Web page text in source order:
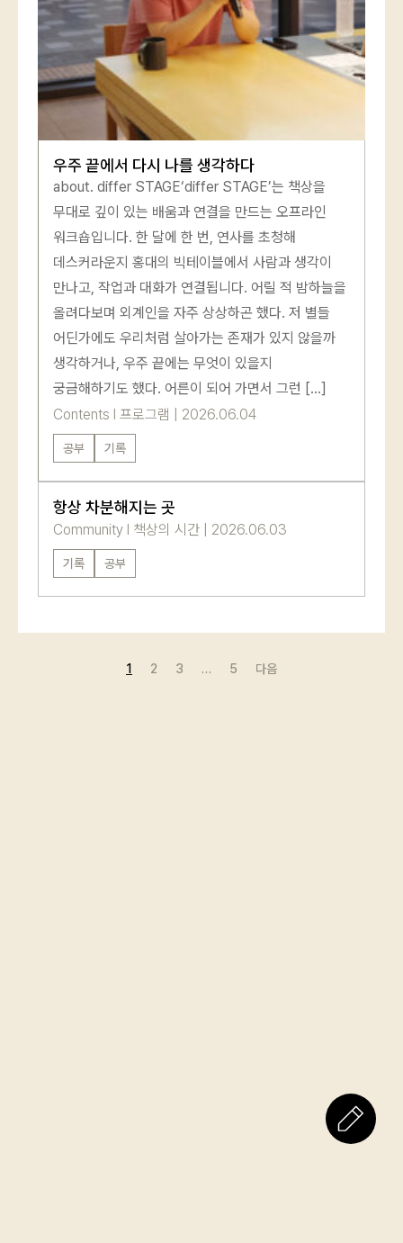
우주 끝에서 다시 나를 생각하다
about. differ STAGE‘differ STAGE’는 책상을
무대로 깊이 있는 배움과 연결을 만드는 오프라인
워크숍입니다. 한 달에 한 번, 연사를 초청해
데스커라운지 홍대의 빅테이블에서 사람과 생각이
만나고, 작업과 대화가 연결됩니다. 어릴 적 밤하늘을
올려다보며 외계인을 자주 상상하곤 했다. 저 별들
어딘가에도 우리처럼 살아가는 존재가 있지 않을까
생각하거나, 우주 끝에는 무엇이 있을지
궁금해하기도 했다. 어른이 되어 가면서 그런 […]
Contents l 프로그램 2026.06.04
공부 기록
항상 차분해지는 곳
Community l 책상의 시간 2026.06.03
기록 공부
1 2 3 … 5 다음
회원가입 비밀번호 찾기